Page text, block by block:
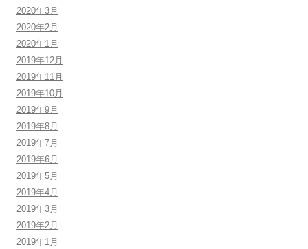
2020年3月
2020年2月
2020年1月
2019年12月
2019年11月
2019年10月
2019年9月
2019年8月
2019年7月
2019年6月
2019年5月
2019年4月
2019年3月
2019年2月
2019年1月